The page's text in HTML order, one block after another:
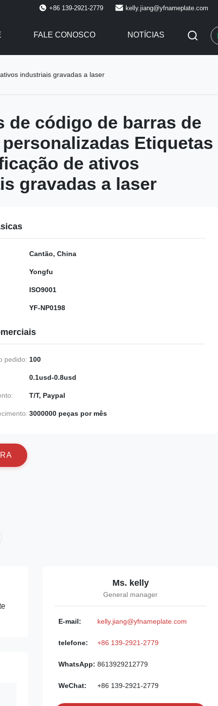
+86 139-2921-2779 kelly.jiang@yfnameplate.com
FALE CONOSCO NOTÍCIAS
industriais gravadas a laser
de código de barras de
Etiquetas
de ativos
gravadas a laser
Cantão, China
Yongfu
ISO9001
YF-NP0198
pedido: 100
0.1usd-0.8usd
T/T, Paypal
3000000 peças por mês
RA
Ms. kelly
General manager
E-mail: kelly.jiang@yfnameplate.com
telefone: +86 139-2921-2779
WhatsApp: 8613929212779
WeChat: +86 139-2921-2779